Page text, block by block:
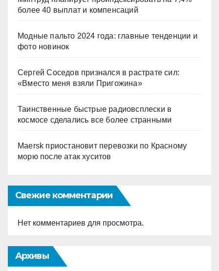
более 40 выплат и компенсаций
Модные пальто 2024 года: главные тенденции и
фото новинок
Сергей Соседов признался в растрате сил:
«Вместо меня взяли Пригожина»
Таинственные быстрые радиовсплески в
космосе сделались все более странными
Maersk приостановит перевозки по Красному
морю после атак хуситов
Свежие комментарии
Нет комментариев для просмотра.
Архивы